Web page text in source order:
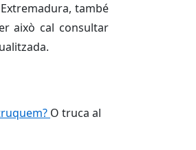
també
això cal consultar
O truca al